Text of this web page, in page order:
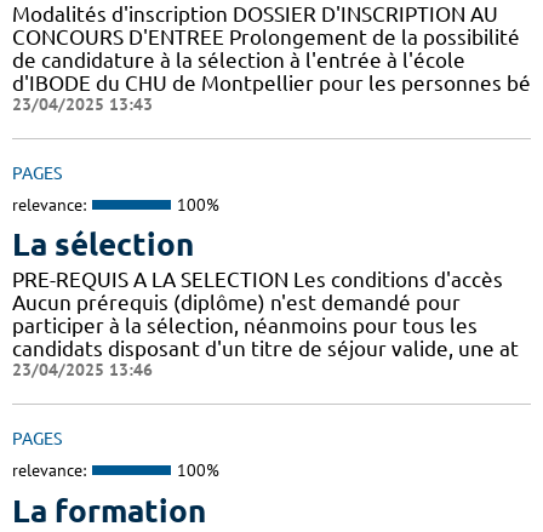
Modalités d'inscription DOSSIER D'INSCRIPTION AU
CONCOURS D'ENTREE Prolongement de la possibilité
de candidature à la sélection à l'entrée à l'école
d'IBODE du CHU de Montpellier pour les personnes bé
23/04/2025 13:43
PAGES
relevance: 100%
La sélection
PRE-REQUIS A LA SELECTION Les conditions d'accès
Aucun prérequis (diplôme) n'est demandé pour
participer à la sélection, néanmoins pour tous les
candidats disposant d'un titre de séjour valide, une at
23/04/2025 13:46
PAGES
relevance: 100%
La formation